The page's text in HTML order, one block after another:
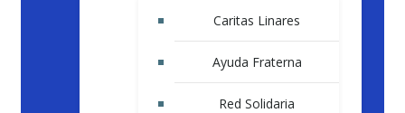
Caritas Linares
Ayuda Fraterna
Red Solidaria